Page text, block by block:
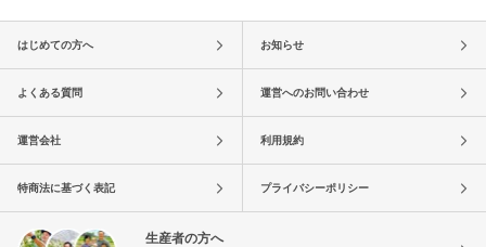
はじめての方へ お知らせ
よくある質問 運営へのお問い合わせ
運営会社 利用規約
特商法に基づく表記 プライバシーポリシー
生産者の方へ